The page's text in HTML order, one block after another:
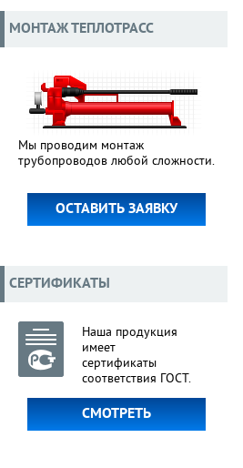
МОНТАЖ ТЕПЛОТРАСС
Мы проводим монтаж
трубопроводов любой сложности.
ОСТАВИТЬ ЗАЯВКУ
СЕРТИФИКАТЫ
Наша продукция
имеет
сертификаты
соответствия ГОСТ.
СМОТРЕТЬ